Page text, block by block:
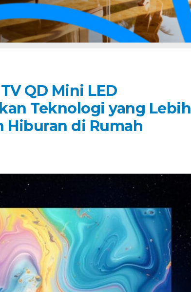
QD Mini LED
Teknologi yang Lebih
Hiburan di Rumah